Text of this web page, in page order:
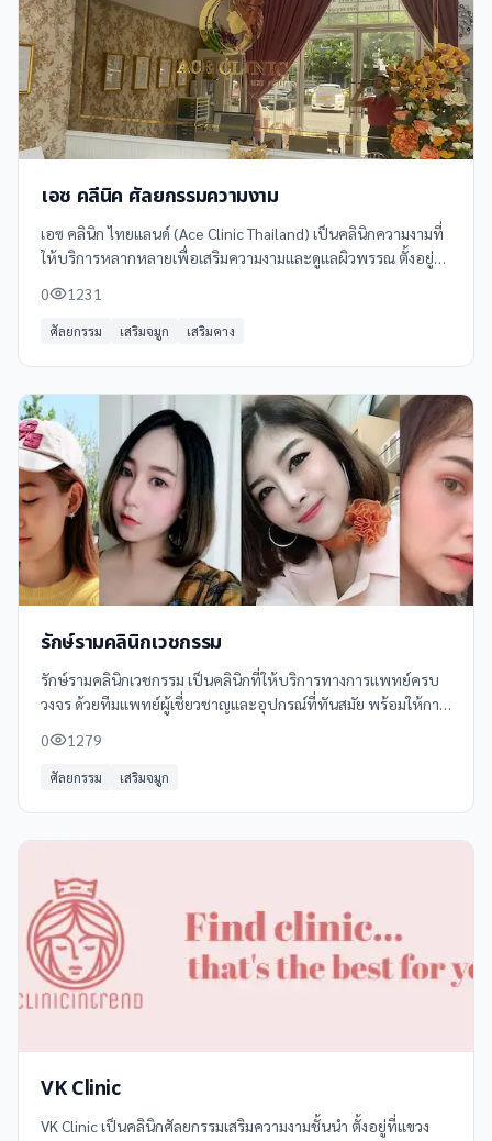
เอซ คลีนิค ศัลยกรรมความงาม
เอซ คลินิก ไทยแลนด์ (Ace Clinic Thailand) เป็นคลินิกความงามที่
ให้บริการหลากหลายเพื่อเสริมความงามและดูแลผิวพรรณ ตั้งอยู่ที่
0 1231
ศัลยกรรม เสริมจมูก เสริมคาง
รักษ์รามคลินิกเวชกรรม
รักษ์รามคลินิกเวชกรรม เป็นคลินิกที่ให้บริการทางการแพทย์ครบ
วงจร ด้วยทีมแพทย์ผู้เชี่ยวชาญและอุปกรณ์ที่ทันสมัย พร้อมให้การ
- การตรวจสุขภาพทั่วไป
0 1279
ศัลยกรรม เสริมจมูก
VK Clinic
VK Clinic เป็นคลินิกศัลยกรรมเสริมความงามชั้นนำ ตั้งอยู่ที่แขวง